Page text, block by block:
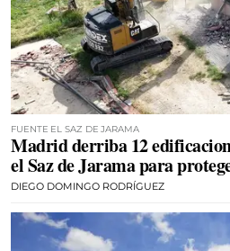
FUENTE EL SAZ DE JARAMA
Madrid derriba 12
el Saz de Jarama para
DIEGO DOMINGO RODRÍGUEZ